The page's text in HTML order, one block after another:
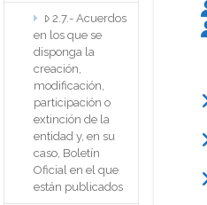
2.7.- Acuerdos
en los que se
disponga la
creación,
modificación,
participación o
extinción de la
entidad y, en su
caso, Boletín
Oficial en el que
están publicados